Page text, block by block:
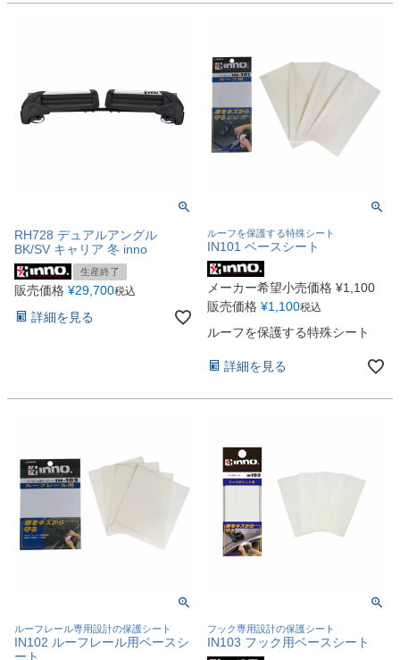
RH728 デュアルアングル
BK/SV キャリア 冬 inno
生産終了
販売価格 ¥29,700税込
詳細を見る
ルーフを保護する特殊シート
IN101 ベースシート
メーカー希望小売価格 ¥1,100
販売価格 ¥1,100税込
ルーフを保護する特殊シート
詳細を見る
ルーフレール専用設計の保護シート
IN102 ルーフレール用ベースシ
ート
フック専用設計の保護シート
IN103 フック用ベースシート